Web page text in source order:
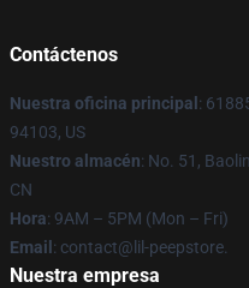
Contáctenos
Nuestra oficina principal :
94103, US
Nuestro almacén: No. 51,
CN
Hora: 9AM – 5PM (Mon – Fri)
Email : contact@lil-peepstore.
Nuestra empresa